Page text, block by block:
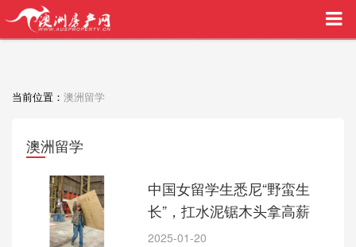
买家中介VIP服务，助您安心购房
当前位置： 澳洲留学
澳洲留学
中国女留学生悉尼“野蛮生
长”，扛水泥锯木头拿高薪
2025-01-20